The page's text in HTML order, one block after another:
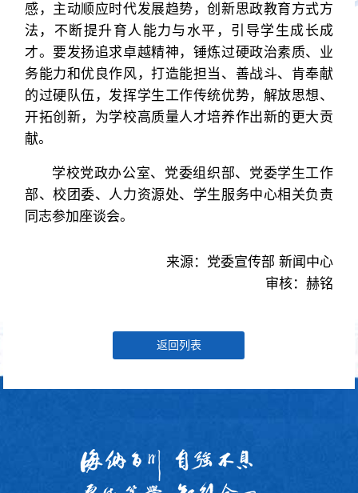
感，主动顺应时代发展趋势，创新思政教育方式方
法，不断提升育人能力与水平，引导学生成长成
才。要发扬追求卓越精神，锤炼过硬政治素质、业
务能力和优良作风，打造能担当、善战斗、肯奉献
的过硬队伍，发挥学生工作传统优势，解放思想、
开拓创新，为学校高质量人才培养作出新的更大贡
献。
学校党政办公室、党委组织部、党委学生工作
部、校团委、人力资源处、学生服务中心相关负责
同志参加座谈会。
来源：党委宣传部 新闻中心
审核：赫铭
返回列表